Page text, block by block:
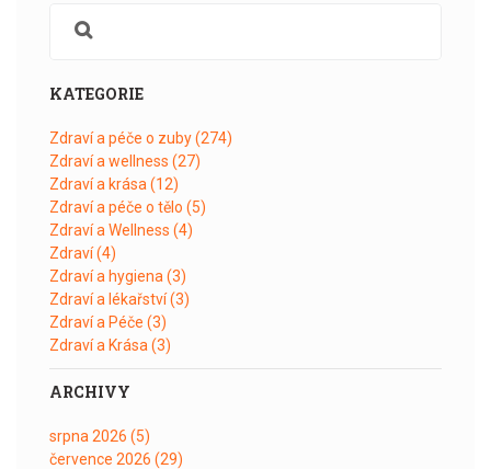
KATEGORIE
Zdraví a péče o zuby(274)
Zdraví a wellness (27)
Zdraví a krása (12)
Zdraví a péče o tělo (5)
Zdraví a Wellness (4)
Zdraví(4)
Zdraví a hygiena (3)
Zdraví a lékařství(3)
Zdraví a Péče (3)
Zdraví a Krása (3)
ARCHIVY
srpna 2026 (5)
července 2026 (29)